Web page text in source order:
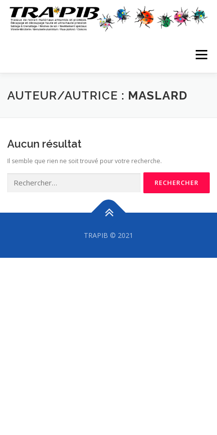
contenu
Menu
INDUSTRIE BÂTIMENT
ULTRA HAUTE PRESSION VIDÉOS
CONTACTS / PLAN
AUTEUR/AUTRICE : MASLARD
Aucun résultat
Il semble que rien ne soit trouvé pour votre recherche.
TRAPIB © 2021